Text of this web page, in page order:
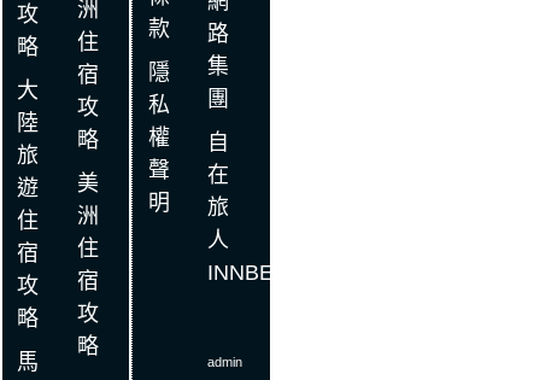
攻
略
大
陸
旅
遊
住
宿
攻
略
馬
洲
住
宿
攻
略
美
洲
住
宿
攻
略
款
隱
私
權
聲
明
路
集
團
自
在
旅
人
INNBE
admin